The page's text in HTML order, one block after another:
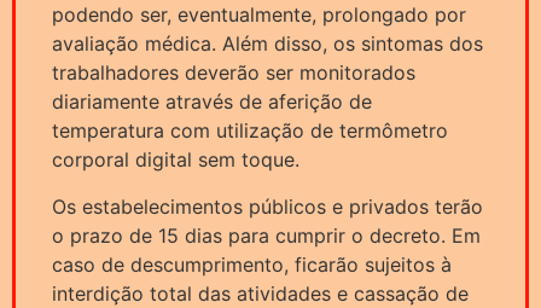
podendo ser, eventualmente, prolongado por
avaliação médica. Além disso, os sintomas dos
trabalhadores deverão ser monitorados
diariamente através de aferição de
temperatura com utilização de termômetro
corporal digital sem toque.
Os estabelecimentos públicos e privados terão
o prazo de 15 dias para cumprir o decreto. Em
caso de descumprimento, ficarão sujeitos à
interdição total das atividades e cassação de